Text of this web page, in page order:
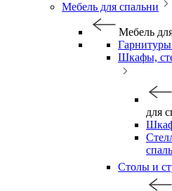
Мебель для спальни
Мебель
Шкафы,
для
Столы и